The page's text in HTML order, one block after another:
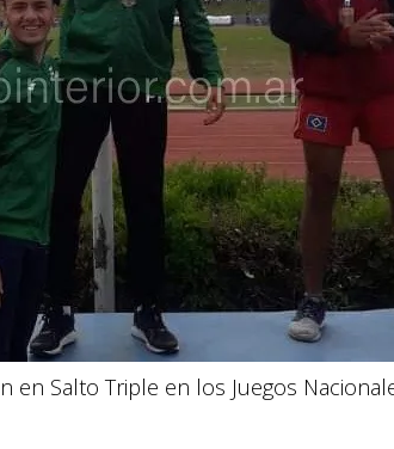
Salto Triple en los Juegos